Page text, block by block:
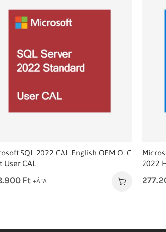
SQL 2022 CAL English OEM OLC
User CAL
Ft +ÁFA
2022